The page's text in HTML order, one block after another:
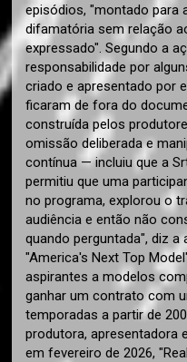
episódios, "montado para
difamatória sem relação
expressado". Segundo a
responsabilidade por
criado e apresentado por
ficaram de fora do
construída pelos
omissão deliberada e
contínua — incluiu que a
permitiu que uma
no programa, explorou o
audiência e então não
quando perguntada", diz a
"America's Next Top
aspirantes a modelos
ganhar um contrato com
temporadas a partir de
produtora, apresentadora
em fevereiro de 2026,